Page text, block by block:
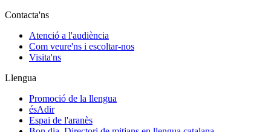
Contacta'ns
Atenció a l'audiència
Com veure'ns i escoltar-nos
Visita'ns
Llengua
Promoció de la llengua
ésAdir
Espai de l'aranès